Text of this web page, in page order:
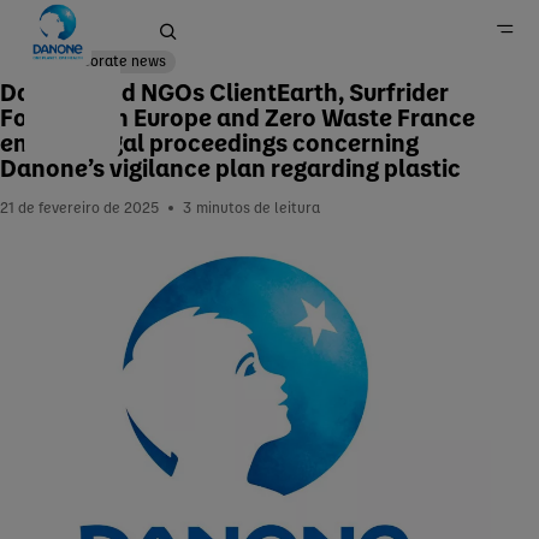
21 de fevereiro de 2025
3 minutos de leitura
Danone and NGOs ClientEarth, Surfrider
Foundation Europe and Zero Waste France
end the legal proceedings concerning
Danone’s vigilance plan regarding plastic
Corporate news